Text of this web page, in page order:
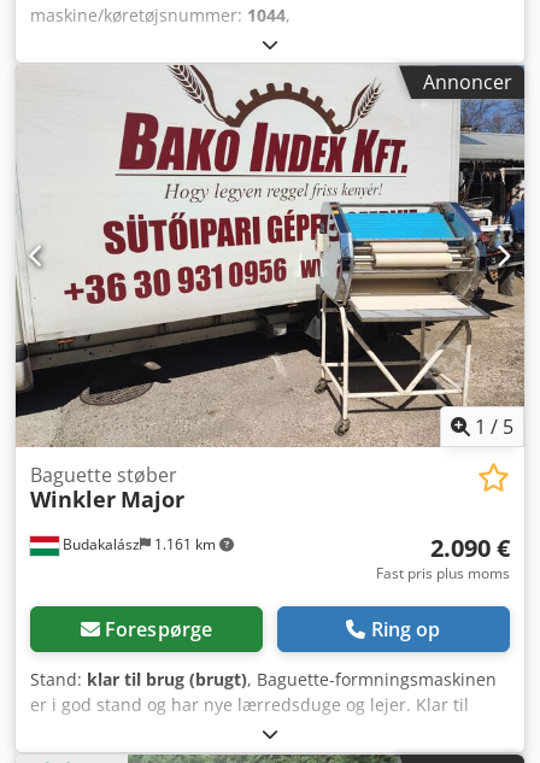
maskine/køretøjsnummer: 1044,
Chokoladeovertræksmaskine, specielt til praliner, med
vibrerende platform. Komplett udført i rustfrit stål på hjul.
Beholder til 20 kg chokolade med omrører. Tilslutning: 16
A. I top stand. Kontakt os gerne ved spørgsmål. På forhånd
tak. Crsdodg T Ukjpfx Acyof
Annoncer
1 / 5
Budakalász 1.161 km
Baguette støber
Winkler Major
2.090 €
Fast pris plus moms
Forespørge Ring op
Stand: klar til brug (brugt), Baguette-formningsmaskinen
er i god stand og har nye lærredsduge og lejer. Klar til